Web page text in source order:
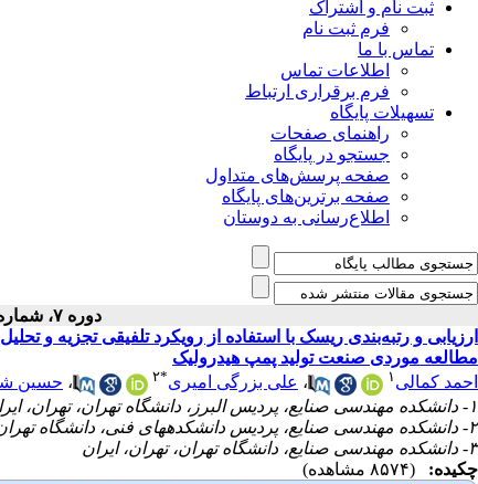
ثبت نام و اشتراک
فرم ثبت نام
تماس با ما
اطلاعات تماس
فرم برقراری ارتباط
تسهیلات پایگاه
راهنمای صفحات
جستجو در پایگاه
صفحه پرسش‌های متداول
صفحه برترین‌های پایگاه
اطلاع‌رسانی به دوستان
دوره ۷، شماره ۱ - ( بهار ۱۳۹۹ )
ارزیابی و رتبه‌بندی ریسک با استفاده از رویکرد تلفیقی تجزیه و
مطالعه موردی صنعت تولید پمپ هیدرولیک
احمد کمالی ۱ ، علی بزرگی امیری*۲ ، حسین
۱- دانشکده مهندسی صنایع، پردیس البرز، دانشگاه تهران، تهران، ایران
۲- دانشکده مهندسی صنایع، پردیس دانشکدههای فنی، دانشگاه تهران، تهران، ایران ،
۳- دانشکده مهندسی صنایع، دانشگاه تهران، تهران، ایران
چکیده:
(۸۵۷۴ مشاهده)